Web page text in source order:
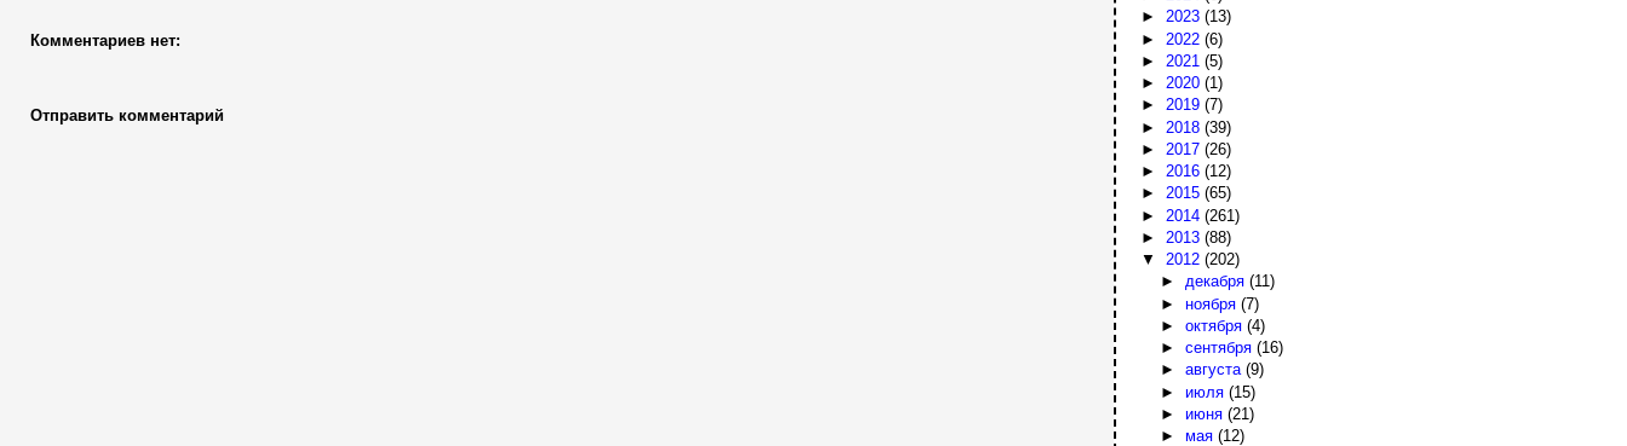
Комментариев нет:
Отправить комментарий
►2023(13)
► 2022(6)
► 2021(5)
►2020(1)
►2019(7)
► 2018(39)
► 2017(26)
►2016(12)
►2015(65)
► 2014(261)
► 2013(88)
▼2012(202)
► декабря (11)
► ноября (7)
► октября (4)
► сентября (16)
► августа (9)
► июля (15)
► июня (21)
► мая (12)